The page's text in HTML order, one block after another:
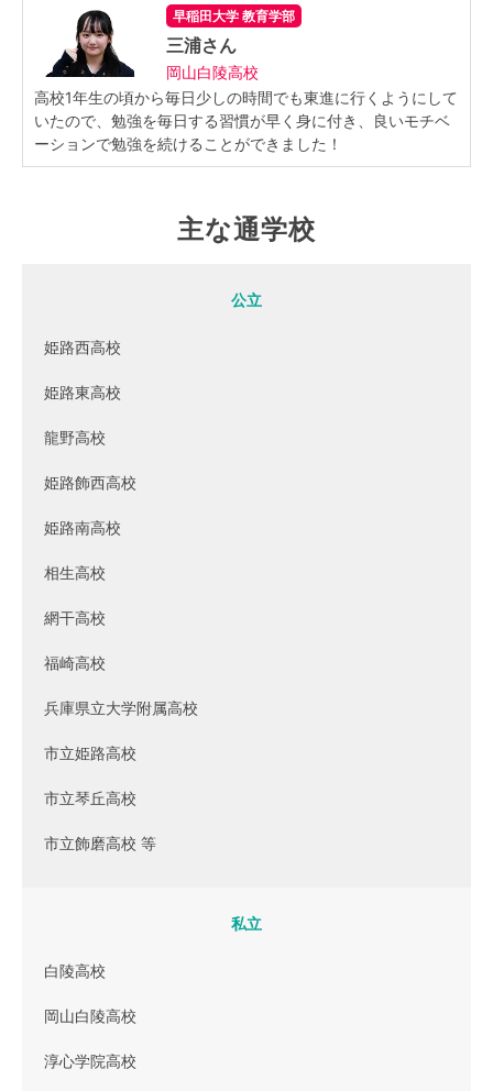
早稲田大学 教育学部
三浦さん
岡山白陵高校
高校1年生の頃から毎日少しの時間でも東進に行くようにして
いたので、勉強を毎日する習慣が早く身に付き、良いモチベ
ーションで勉強を続けることができました！
主な通学校
公立
姫路西高校
姫路東高校
龍野高校
姫路飾西高校
姫路南高校
相生高校
網干高校
福崎高校
兵庫県立大学附属高校
市立姫路高校
市立琴丘高校
市立飾磨高校 等
私立
白陵高校
岡山白陵高校
淳心学院高校